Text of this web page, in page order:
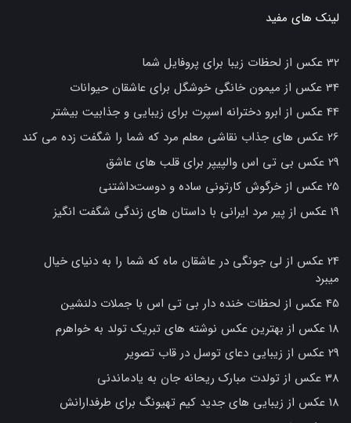
لینک های مفید
32 عکس از لحظات زیبا برای پروفایل شما
34 عکس از میمون خانگی خوشگل برای عاشقان حیوانات
44 عکس از ابرو دخترانه اسپرت برای زیبایی و جذابیت بیشتر
26 عکس های جذاب نقاشی معلم مرد که شما را شگفت زده می کند
29 عکس بی تی اس والپیپر برای قلب های عاشق
25 عکس از خرگوش کارتونی ساده و دوست‌داشتنی
19 عکس از پیر مرد ایرانی با داستان های زندگی شگفت انگیز
24 عکس از لی جونگی در عاشقان ماه که شما را به دنیای خیال
میبرد
45 عکس از لحظات خنده دار بی تی اس با جملات دلنشین
18 عکس از بهترین عکس نوشته های تبریک تولد به خواهرم
29 عکس از زیبایی دعای توسل در قاب تصویر
38 عکس از تولدت مبارک ریحانه جان به یادماندنی
18 عکس از زیبایی های جدید کیم تهیونگ برای طرفدارانش